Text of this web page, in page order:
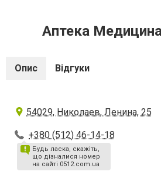
Аптека
Опис Відгуки
54029, Николаев, Ленина, 25
+380 (512) 46-14-18
Будь ласка, скажіть,
що дізналися номер
на сайті 0512.com.ua